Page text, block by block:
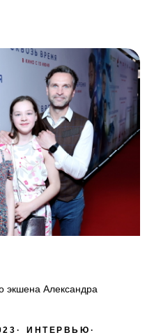
экшена Александра
ИНТЕРВЬЮ